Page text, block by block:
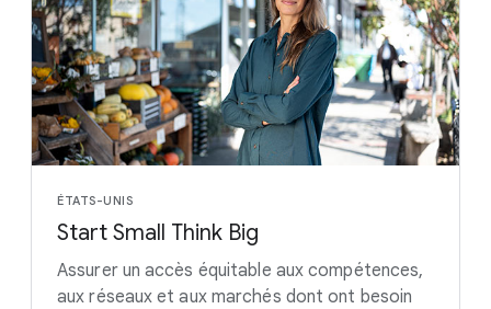
ÉTATS-UNIS
Start Small Think Big
Assurer un accès équitable aux compétences,
aux réseaux et aux marchés dont ont besoin